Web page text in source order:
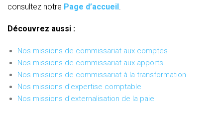
consultez notre Page d’accueil
Découvrez aussi :
Nos missions de commissariat aux comptes
Nos missions de commissariat aux apports
Nos missions de commissariat à la transformation
Nos missions d'expertise comptable
Nos missions d'externalisation de la paie